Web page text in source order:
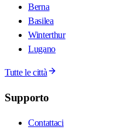
Berna
Basilea
Winterthur
Lugano
Tutte le città
Supporto
Contattaci